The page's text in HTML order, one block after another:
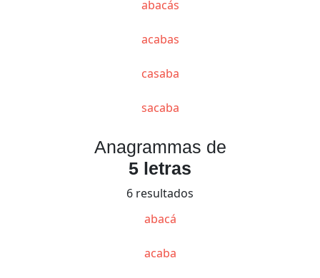
abacás
acabas
casaba
sacaba
Anagrammas de
5 letras
6 resultados
abacá
acaba